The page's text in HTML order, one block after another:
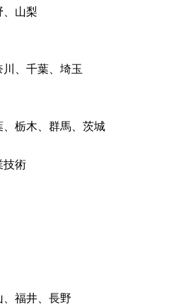
、山梨
、千葉、埼玉
栃木、群馬、茨城
技術
福井、長野